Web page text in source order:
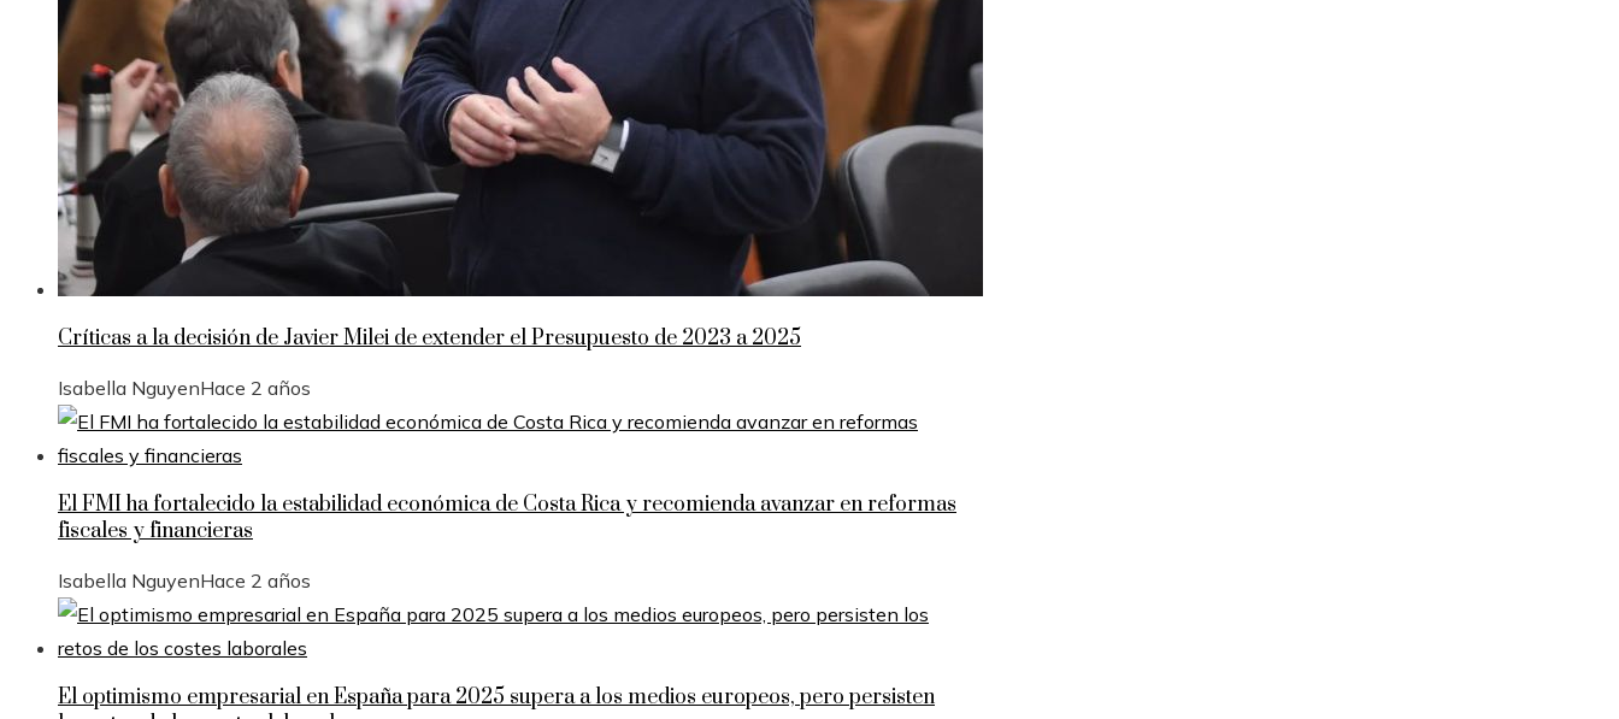
Críticas a la decisión de Javier Milei de extender el Presupuesto de 2023 a 2025
Isabella NguyenHace 2 años
El FMI ha fortalecido la estabilidad económica de Costa Rica y recomienda avanzar en reformas
fiscales y financieras
Isabella NguyenHace 2 años
El optimismo empresarial en España para 2025 supera a los medios europeos, pero persisten